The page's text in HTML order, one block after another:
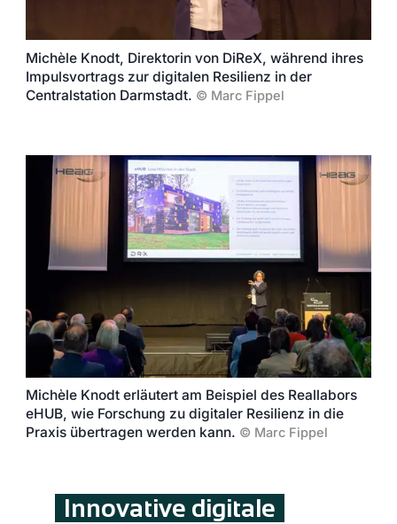
Michèle Knodt, Direktorin von DiReX, während ihres
Impulsvortrags zur digitalen Resilienz in der
Centralstation Darmstadt. © Marc Fippel
Michèle Knodt erläutert am Beispiel des Reallabors
eHUB, wie Forschung zu digitaler Resilienz in die
Praxis übertragen werden kann. © Marc Fippel
Innovative digitale